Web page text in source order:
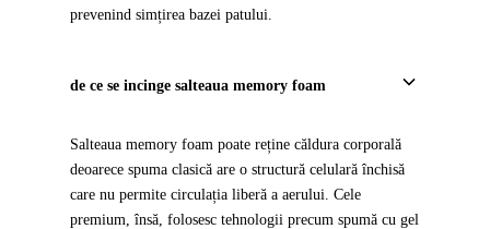
prevenind simțirea bazei patului.
de ce se incinge salteaua memory foam
Salteaua memory foam poate reține căldura corporală
deoarece spuma clasică are o structură celulară închisă
care nu permite circulația liberă a aerului. Cele
premium, însă, folosesc tehnologii precum spumă cu gel